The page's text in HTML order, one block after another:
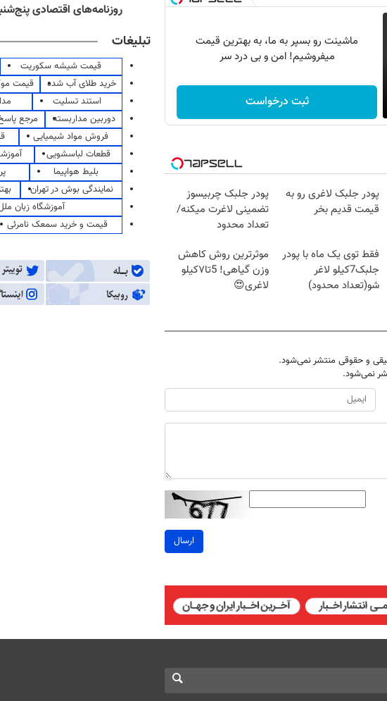
ماشینت رو بسپر به ما، به بهترین قیمت
میفروشیم! امن و بی درد سر
ثبت درخواست
پودر جلبک لاغری رو به
قیمت قدیم بخر
پودر جلبک چربیسوز
تضمینی لاغرت میکنه/
تعداد محدود
فقط توی یک ماه با پودر
جلبک7کیلو لاغر
شو(تعداد محدود)
موثرترین روش کاهش
وزن گیاهی! 5تا۷کیلو
لاغری😍
و حقوقی منتشر نمی‌شود.
نمی‌شود.
ارسال
روزنامه‌های ورزشی پنج‌شنبه ۱۵ مرداد ۱۴۰۵ روزنامه‌های اقتصادی پنج‌شنبه ۱۵ مرداد
تبلیغات
قیمت شیشه سکوریت
خرید طلای آب شده
قیمت
استند تسلیت
دوربین مداربسته
مرجع
فروش مواد شیمیایی
قطعات لباسشویی
بلیط هواپیما
نمایندگی بوش در تهران
آموزشگاه زبان
قیمت و خرید سمعک نامرئی